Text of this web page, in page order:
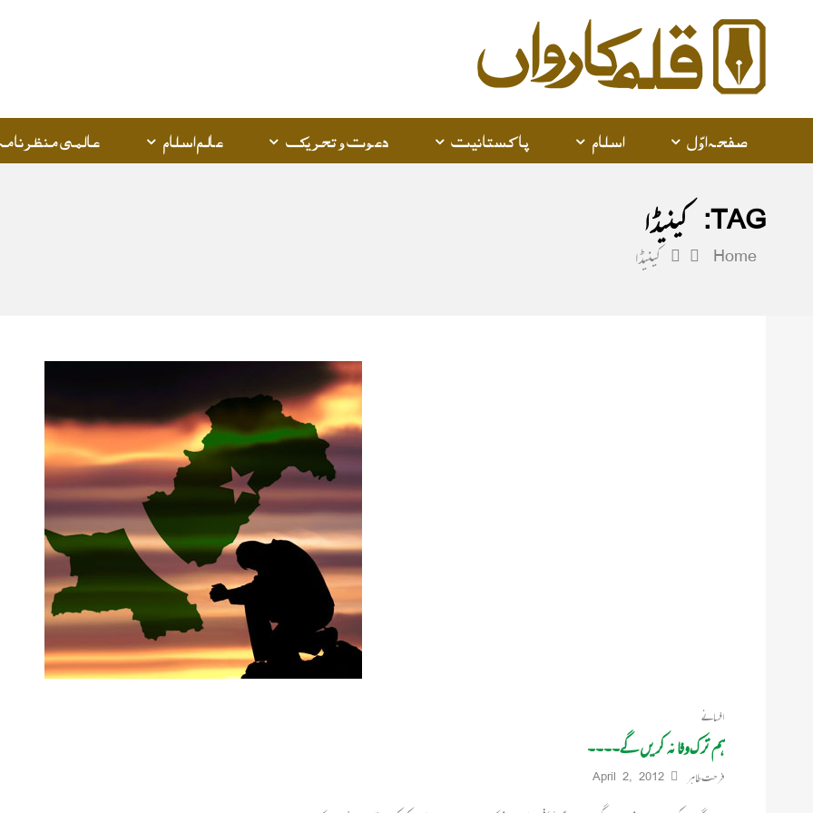
Karwan
صفحہ اوّل اسلام پاکستانیت دعوت و تحریک عالم اسلام عالمی
TAG: کینیڈا
Home کینیڈا
افسانے
ہم ترک وفا نہ کریں گے۔۔۔۔
فرحت طاہر April 2, 2012